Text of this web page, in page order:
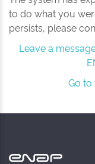
to do what you
persists, please
Leave a
Go to